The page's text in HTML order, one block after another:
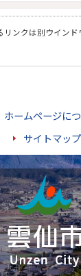
リンクは別ウインド
ホームページに
サイトマップ